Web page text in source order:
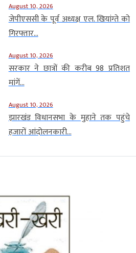
August 10, 2026
जेपीएससी के पूर्व अध्यक्ष एल. खियांग्ते को
गिरफ्तार...
August 10, 2026
सरकार ने छात्रों की करीब 98 प्रतिशत
मांगें...
August 10, 2026
झारखंड विधानसभा के मुहाने तक पहुंचे
हजारों आंदोलनकारी...